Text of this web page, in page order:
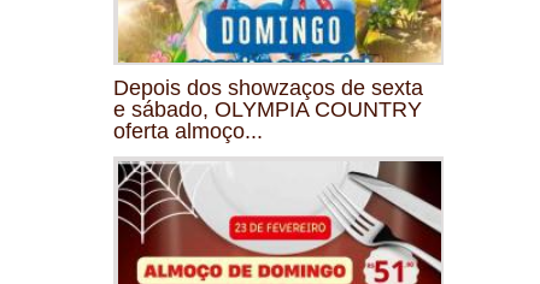
Depois dos showzaços de sexta
e sábado, OLYMPIA COUNTRY
oferta almoço...